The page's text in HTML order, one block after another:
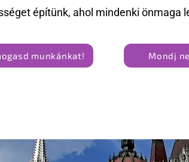
építünk, ahol mindenki önmaga
munkánkat! Mondj